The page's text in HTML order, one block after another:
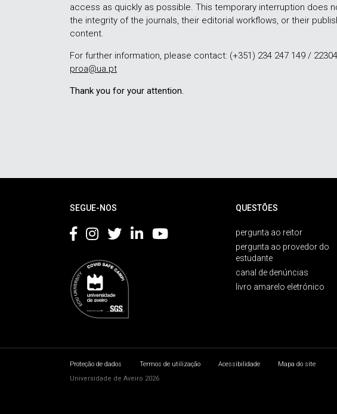
access as quickly as possible. This temporary interruption does
the integrity of the journals, their editorial workflows, or their
content.
For further information, please contact: (+351) 234 247 149 /
proa@ua.pt
Thank you for your attention.
SEGUE-NOS QUESTÕES
pergunta ao reitor
pergunta ao provedor do
estudante
canal de denúncias
livro amarelo eletrónico
Proteção de dados Termos de utilização Acessibilidade
Mapa do site
Universidade de Aveiro 2026